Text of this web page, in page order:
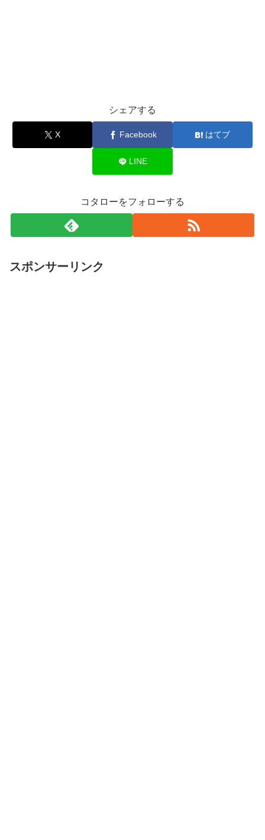
シェアする
X Facebook はてブ
LINE
コタローをフォローする
スポンサーリンク